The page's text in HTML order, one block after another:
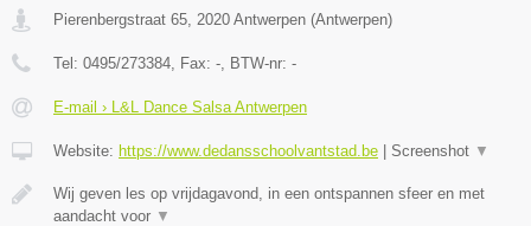
Pierenbergstraat 65 2020 Antwerpen (Antwerpen)
Tel: 0495/273384 , Fax: - , BTW-nr: -
E-mail › L&L Dance Salsa Antwerpen
Website: https://www.dedansschoolvantstad.be | Screenshot ▼
Wij geven les op vrijdagavond, in een ontspannen sfeer en met
aandacht voor ▼